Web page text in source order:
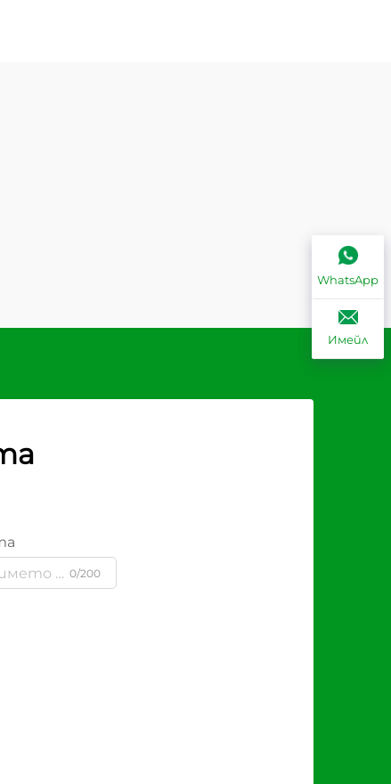
0/200
WhatsApp
Имейл